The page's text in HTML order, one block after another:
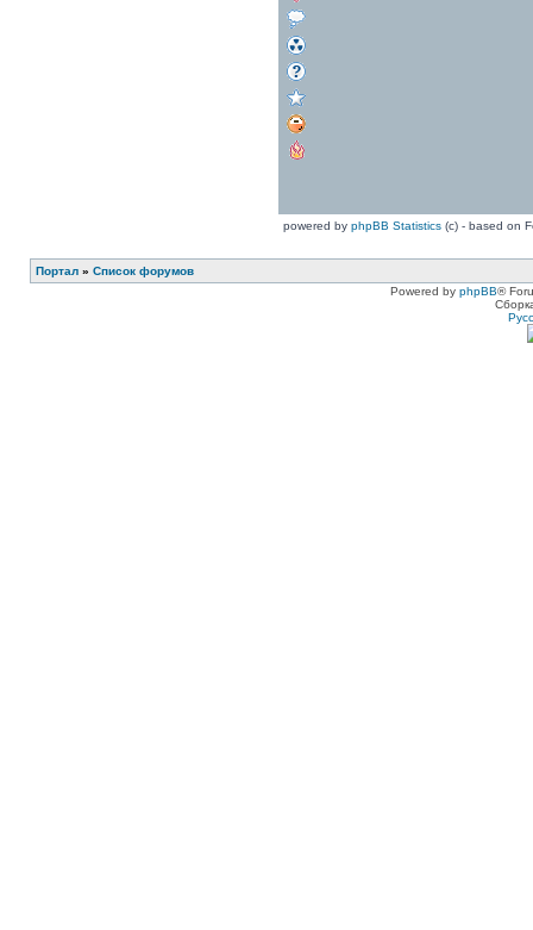
powered by phpBB Statistics (c) - based on
Портал » Список форумов
Powered by phpBB®